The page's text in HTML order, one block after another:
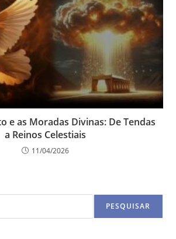
e as Moradas Divinas: De Tendas
a Reinos Celestiais
11/04/2026
PESQUISAR